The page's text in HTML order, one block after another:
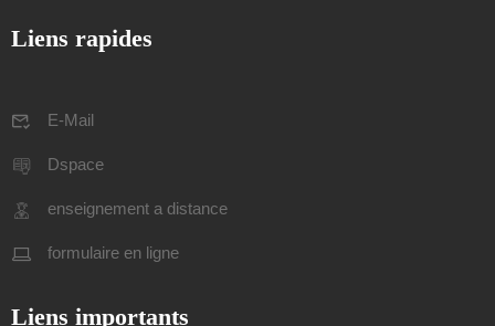
Liens rapides
E-Mail
Dspace
enseignement a distance
formulaire en ligne
Liens importants